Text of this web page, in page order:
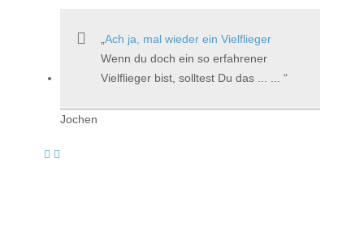
Ach ja, mal wieder ein Vielflieger
Wenn du doch ein so erfahrener
Vielflieger bist, solltest Du das ... ...
Jochen